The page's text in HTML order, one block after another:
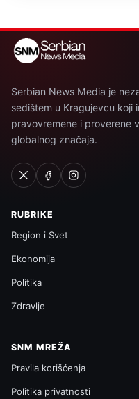
Serbian News Media je
sedištem u Kragujevcu koji
pravovremene i proverene
globalnog značaja.
RUBRIKE
Region i Svet
Ekonomija
Politika
Zdravlje
SNM MREŽA
Pravila korišćenja
Politika privatnosti